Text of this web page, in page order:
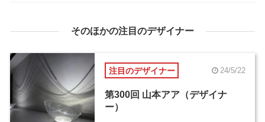
そのほかの注目のデザイナー
注目のデザイナー 24/5/22
第300回 山本アア（デザイナ
ー）